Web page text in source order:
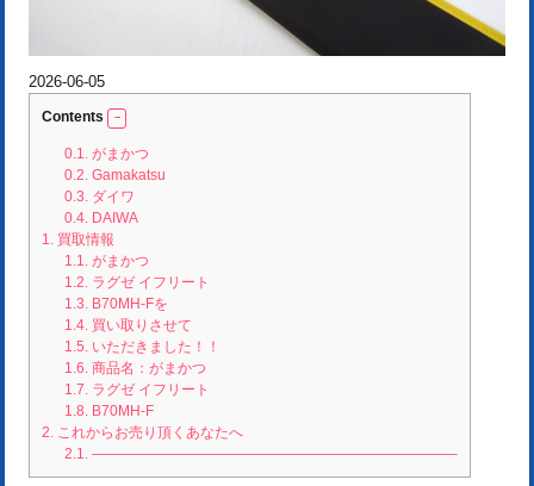
2026-06-05
Contents
0.1.がまかつ
0.2.Gamakatsu
0.3.ダイワ
0.4.DAIWA
1. 買取情報
1.1.がまかつ
1.2.ラグゼ イフリート
1.3.B70MH-Fを
1.4.買い取りさせて
1.5.いただきました！！
1.6.商品名：がまかつ
1.7.ラグゼ イフリート
1.8.B70MH-F
2. これからお売り頂くあなたへ
2.1.—————————————————————————–